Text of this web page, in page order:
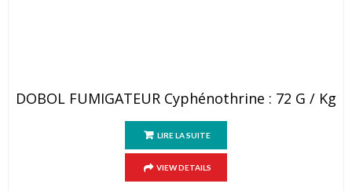
DOBOL FUMIGATEUR Cyphénothrine : 72 G / Kg
LIRE LA SUITE
VIEW DETAILS